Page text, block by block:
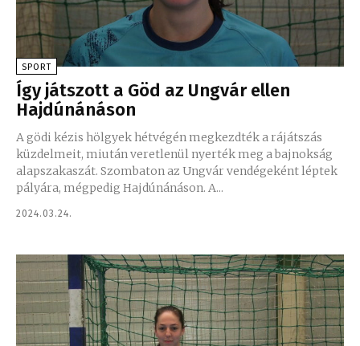
SPORT
Így játszott a Göd az Ungvár ellen
Hajdúnánáson
A gödi kézis hölgyek hétvégén megkezdték a rájátszás
küzdelmeit, miután veretlenül nyerték meg a bajnokság
alapszakaszát. Szombaton az Ungvár vendégeként léptek
pályára, mégpedig Hajdúnánáson. A...
2024.03.24.